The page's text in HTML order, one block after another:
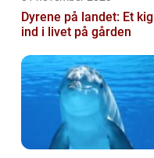
Dyrene på landet: Et kig
ind i livet på gården